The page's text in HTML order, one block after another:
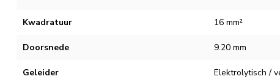
Kwadratuur 16 mm²
Doorsnede 9.20 mm
Geleider Elektrolytisch /